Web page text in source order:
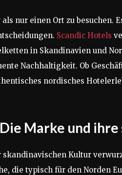
nur einen Ort zu besuchen.
Scandic Hotels
in Skandinavien und
Nachhaltigkeit. Ob
nordisches
Marke und
Kultur
die typisch für den Norden